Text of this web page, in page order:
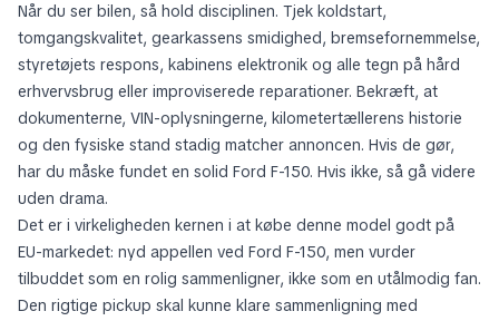
Når du ser bilen, så hold disciplinen. Tjek koldstart,
tomgangskvalitet, gearkassens smidighed, bremsefornemmelse,
styretøjets respons, kabinens elektronik og alle tegn på hård
erhvervsbrug eller improviserede reparationer. Bekræft, at
dokumenterne, VIN-oplysningerne, kilometertællerens historie
og den fysiske stand stadig matcher annoncen. Hvis de gør,
har du måske fundet en solid Ford F-150. Hvis ikke, så gå videre
uden drama.
Det er i virkeligheden kernen i at købe denne model godt på
EU-markedet: nyd appellen ved Ford F-150, men vurder
tilbuddet som en rolig sammenligner, ikke som en utålmodig fan.
Den rigtige pickup skal kunne klare sammenligning med